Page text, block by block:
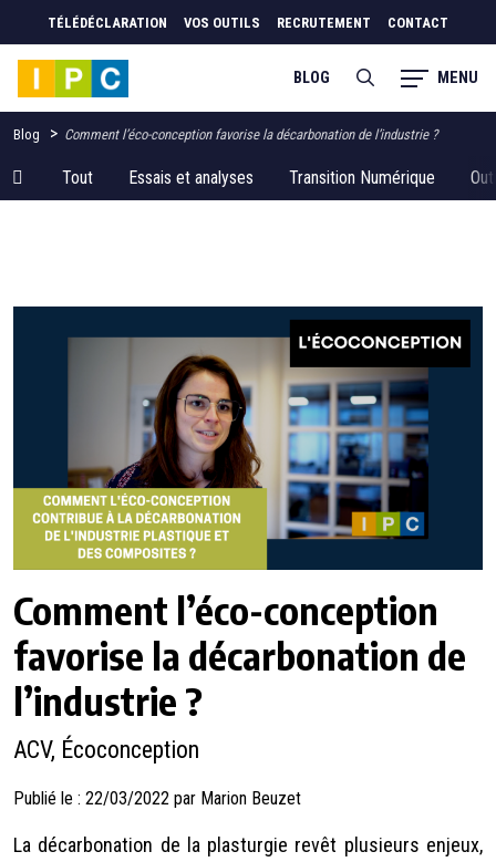
TÉLÉDÉCLARATION VOS OUTILS RECRUTEMENT CONTACT
BLOG MENU
Blog > Comment l’éco-conception favorise la décarbonation de l’industrie ?
Tout Essais et analyses Transition Numérique
Comment l’éco-conception
favorise la décarbonation de
l’industrie ?
ACV, Écoconception
Publié le : 22/03/2022 par Marion Beuzet
La décarbonation de la plasturgie revêt plusieurs enjeux,